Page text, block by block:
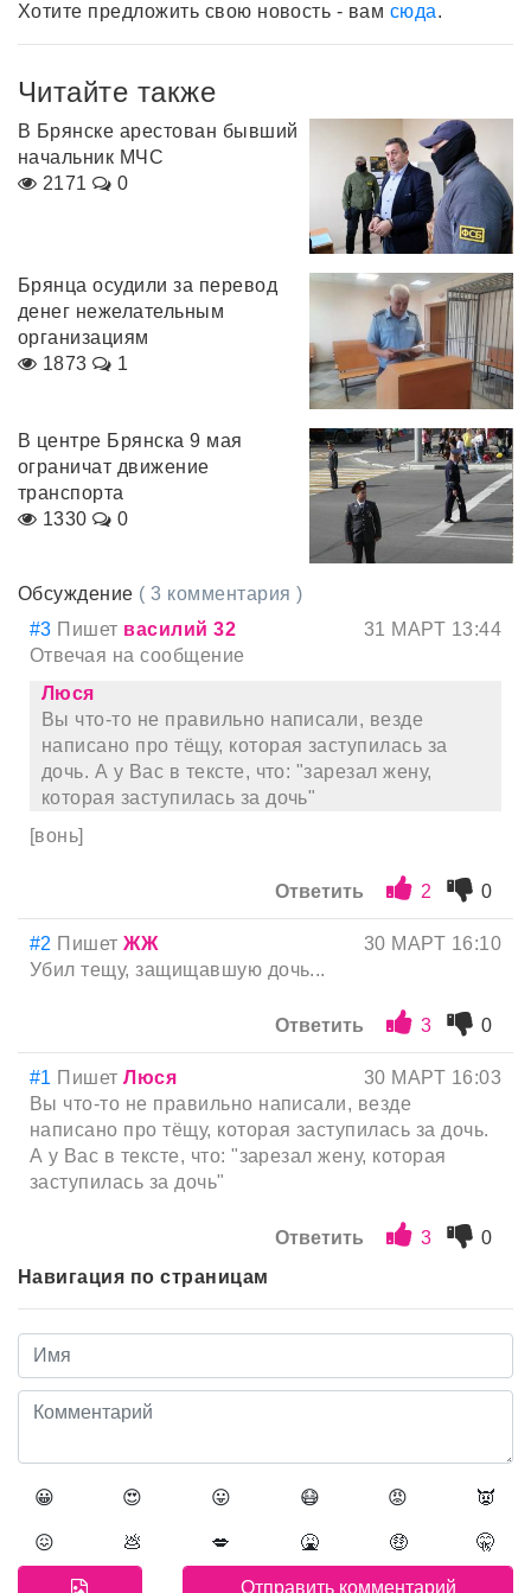
Хотите предложить свою новость - вам сюда.
Читайте также
В Брянске арестован бывший
начальник МЧС
2171
0
Брянца осудили за перевод
денег нежелательным
организациям
1873
1
В центре Брянска 9 мая
ограничат движение
транспорта
1330
0
Обсуждение ( 3 комментария )
#3 Пишет василий 32
31 МАРТ 13:44
Отвечая на сообщение
Люся
Вы что-то не правильно написали, везде
написано про тёщу, которая заступилась за
дочь. А у Вас в тексте, что: "зарезал жену,
которая заступилась за дочь"
[вонь]
Ответить 2 0
#2 ПишетЖЖ
30 МАРТ 16:10
Убил тещу, защищавшую дочь...
Ответить 3 0
#1 ПишетЛюся
30 МАРТ 16:03
Вы что-то не правильно написали, везде
написано про тёщу, которая заступилась за дочь.
А у Вас в тексте, что: "зарезал жену, которая
заступилась за дочь"
Ответить 3
0
Навигация по страницам
😀 😍 😛 😷 😡 👿
😖 💩 💋 🤮 🤑 🤫